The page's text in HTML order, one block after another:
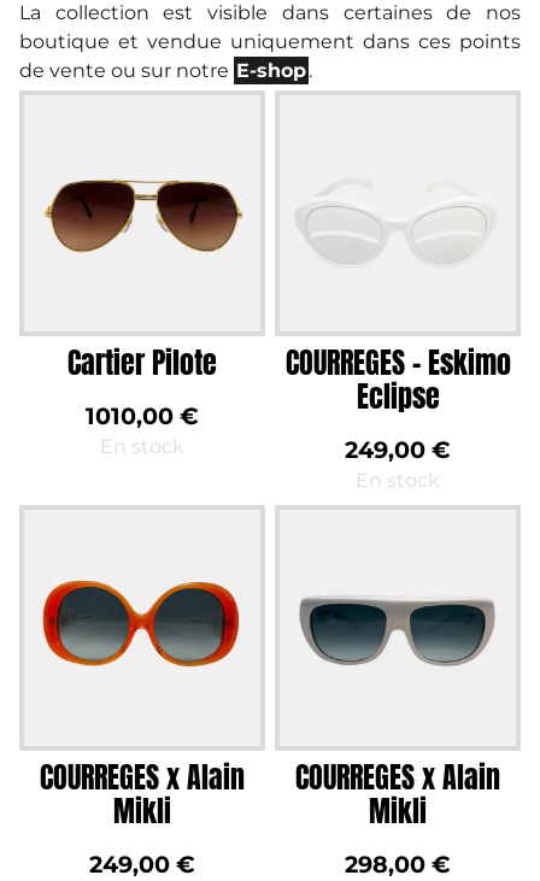
La collection est visible dans certaines de nos
boutique et vendue uniquement dans ces points
de vente ou sur notre E-shop.
En stock
Cartier Pilote
1010,00 €
En stock
COURREGES – Eskimo
Eclipse
249,00 €
COURREGES x Alain
Mikli
249,00 €
COURREGES x Alain
Mikli
298,00 €